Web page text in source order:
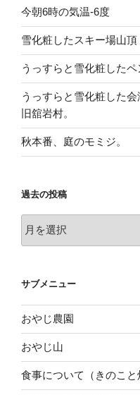
今朝6時の気温-6度
雪化粧したスキー場山頂
うっすらと雪化粧したペ
うっすらと雪化粧した
旧舘岩村。
秋本番、庭のモミジ。
過去の投稿
過
稿
サブメニュー
おやじ農園
おやじ山
食事について（きのこと